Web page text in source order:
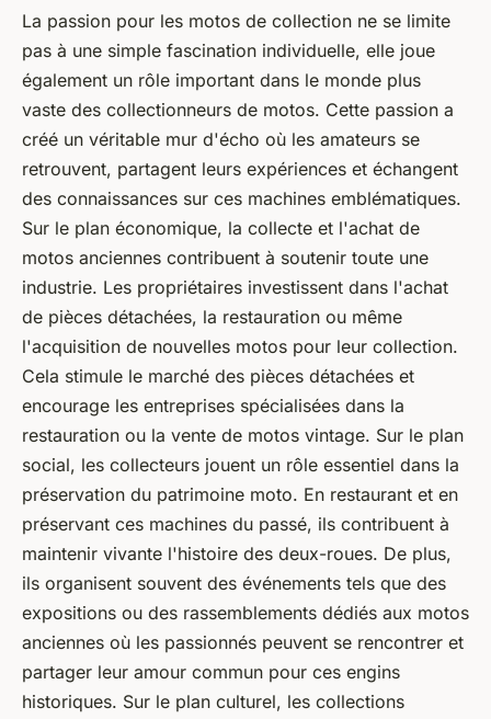
La passion pour les motos de collection ne se limite
pas à une simple fascination individuelle, elle joue
également un rôle important dans le monde plus
vaste des collectionneurs de motos. Cette passion a
créé un véritable mur d'écho où les amateurs se
retrouvent, partagent leurs expériences et échangent
des connaissances sur ces machines emblématiques.
Sur le plan économique, la collecte et l'achat de
motos anciennes contribuent à soutenir toute une
industrie. Les propriétaires investissent dans l'achat
de pièces détachées, la restauration ou même
l'acquisition de nouvelles motos pour leur collection.
Cela stimule le marché des pièces détachées et
encourage les entreprises spécialisées dans la
restauration ou la vente de motos vintage. Sur le plan
social, les collecteurs jouent un rôle essentiel dans la
préservation du patrimoine moto. En restaurant et en
préservant ces machines du passé, ils contribuent à
maintenir vivante l'histoire des deux-roues. De plus,
ils organisent souvent des événements tels que des
expositions ou des rassemblements dédiés aux motos
anciennes où les passionnés peuvent se rencontrer et
partager leur amour commun pour ces engins
historiques. Sur le plan culturel, les collections